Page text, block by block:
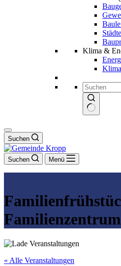
Klima &
Klima
Suchen
Suchen Menü
Familienzentrum
« Alle Veranstaltungen